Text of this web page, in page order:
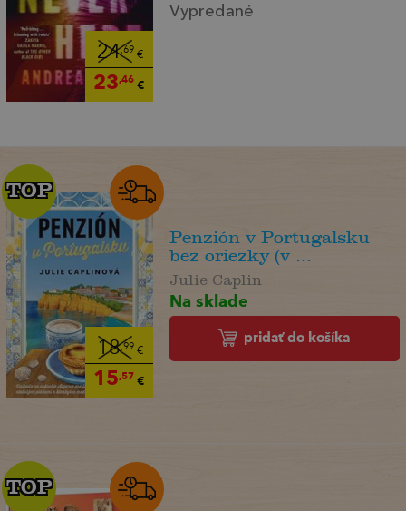
24,69 €
23,46€
Vypredané
18,99 €
15,57 €
TOP
TOP
Penzión v Portugalsku
bez oriezky (v ...
Julie Caplin
Na sklade
pridať do košíka
TOP
TOP